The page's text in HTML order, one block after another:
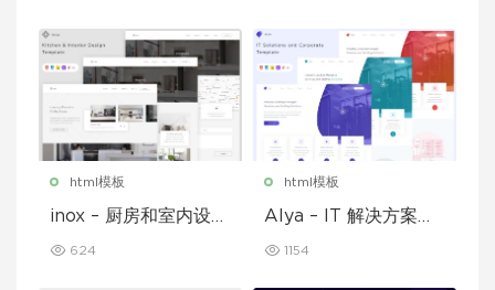
html模板
inox – 厨房和室内设计
624
html模板
Alya – IT 解决方案和
1154